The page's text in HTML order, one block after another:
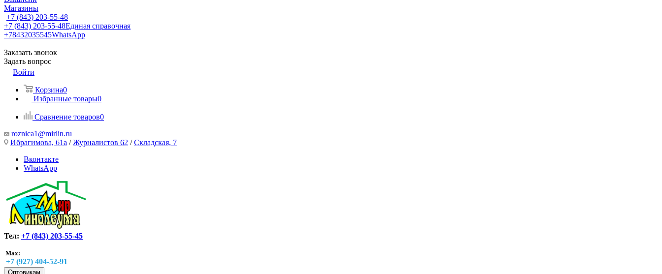
Магазины
+7 (843) 203-55-48
+7 (843) 203-55-48Единая справочная
+78432035545WhatsApp
Заказать звонок
Задать вопрос
Войти
Корзина0
Избранные товары0
Сравнение товаров0
roznica1@mirlin.ru
Ибрагимова, 61а /Журналистов 62 /Складская, 7
Вконтакте
WhatsApp
Тел: +7 (843) 203-55-45
Max:
+7 (927) 404-52-91
Оптовикам